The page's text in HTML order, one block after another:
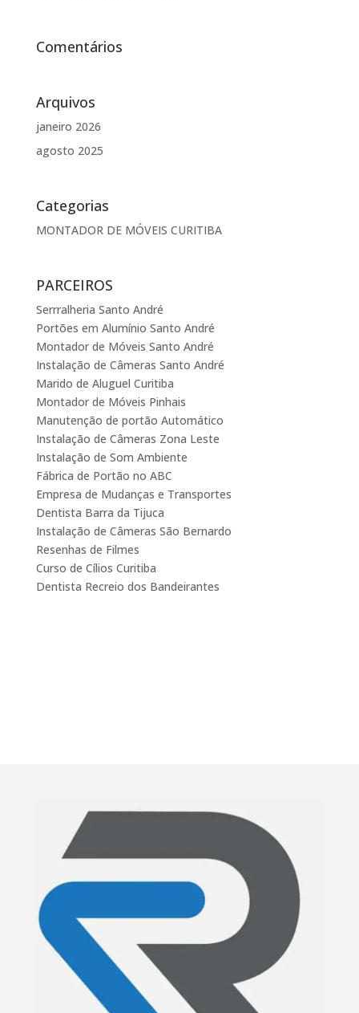
Comentários
Arquivos
janeiro 2026
agosto 2025
Categorias
MONTADOR DE MÓVEIS CURITIBA
PARCEIROS
Serrralheria Santo André
Portões em Alumínio Santo André
Montador de Móveis Santo André
Instalação de Câmeras Santo André
Marido de Aluguel Curitiba
Montador de Móveis Pinhais
Manutenção de portão Automático
Instalação de Câmeras Zona Leste
Instalação de Som Ambiente
Fábrica de Portão no ABC
Empresa de Mudanças e Transportes
Dentista Barra da Tijuca
Instalação de Câmeras São Bernardo
Resenhas de Filmes
Curso de Cílios Curitiba
Dentista Recreio dos Bandeirantes